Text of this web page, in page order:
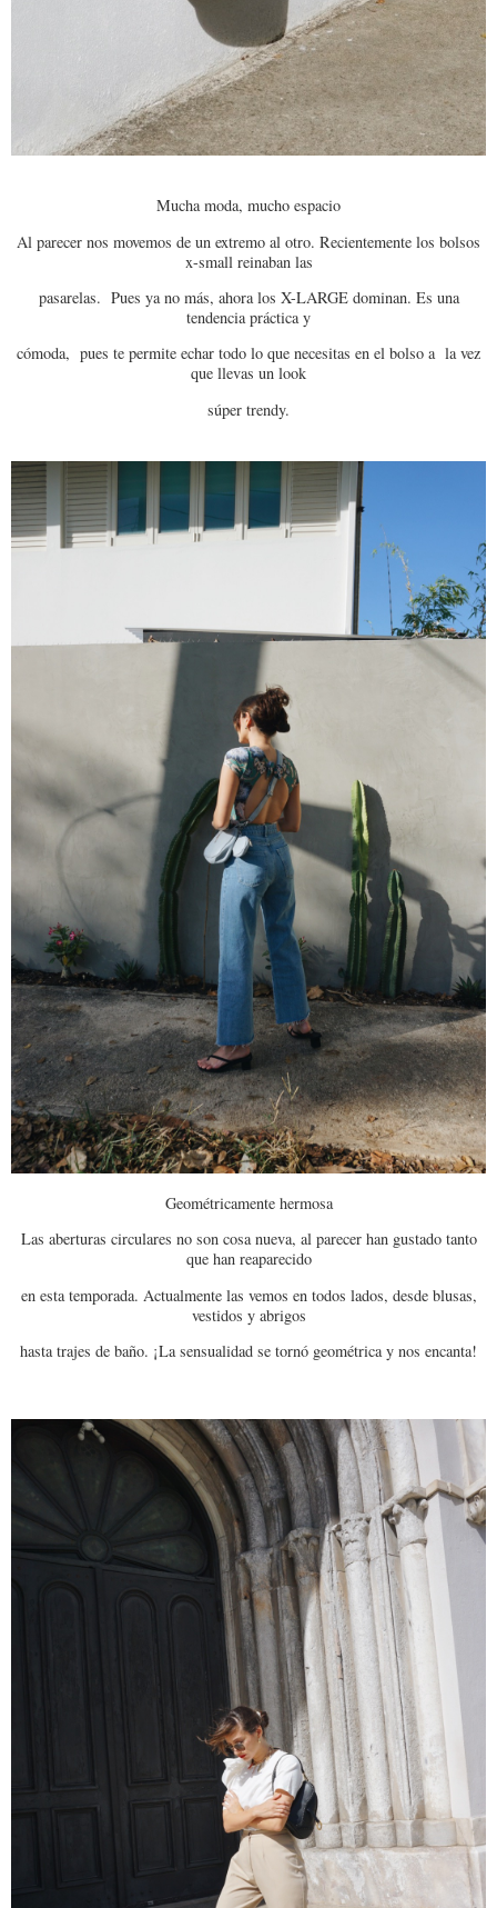
Mucha moda, mucho espacio
Al parecer nos movemos de un extremo al otro. Recientemente los bolsos
x-small reinaban las
pasarelas. Pues ya no más, ahora los X-LARGE dominan. Es una
tendencia práctica y
cómoda, pues te permite echar todo lo que necesitas en el bolso a la vez
que llevas un look
súper trendy.
Geométricamente hermosa
Las aberturas circulares no son cosa nueva, al parecer han gustado tanto
que han reaparecido
en esta temporada. Actualmente las vemos en todos lados, desde blusas,
vestidos y abrigos
hasta trajes de baño. ¡La sensualidad se tornó geométrica y nos encanta!